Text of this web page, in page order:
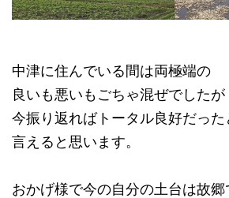
中津に住んでいる間は両極端の
良いも悪いもごちゃ混ぜでしたが
今振り返ればトータル良好だった
言えると思います。
おかげ様で今の自分の土台は故郷